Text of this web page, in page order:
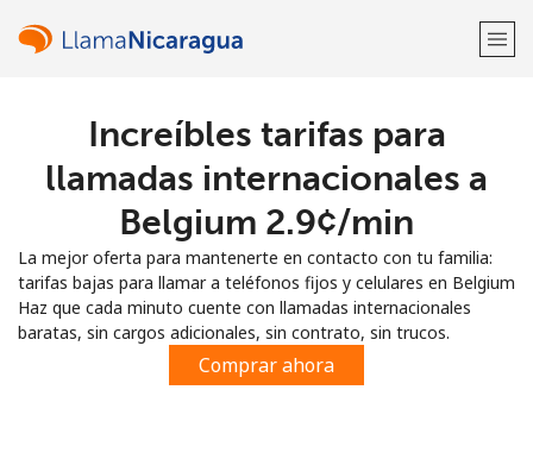
¡Bienvenido!
Regístrate con
Increíbles tarifas para
llamadas internacionales a
Belgium ⁦2.9¢⁩/min
La mejor oferta para mantenerte en contacto con tu familia:
tarifas bajas para llamar a teléfonos fijos y celulares en Belgium
Haz que cada minuto cuente con llamadas internacionales
baratas, sin cargos adicionales, sin contrato, sin trucos.
Comprar ahora